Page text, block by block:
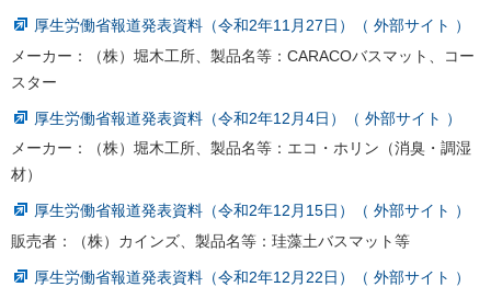
厚生労働省報道発表資料（令和2年11月27日）（ 外部サイト ）
メーカー：（株）堀木工所、製品名等：CARACOバスマット、コー
スター
厚生労働省報道発表資料（令和2年12月4日）（ 外部サイト ）
メーカー：（株）堀木工所、製品名等：エコ・ホリン（消臭・調湿
材）
厚生労働省報道発表資料（令和2年12月15日）（ 外部サイト ）
販売者：（株）カインズ、製品名等：珪藻土バスマット等
厚生労働省報道発表資料（令和2年12月22日）（ 外部サイト ）